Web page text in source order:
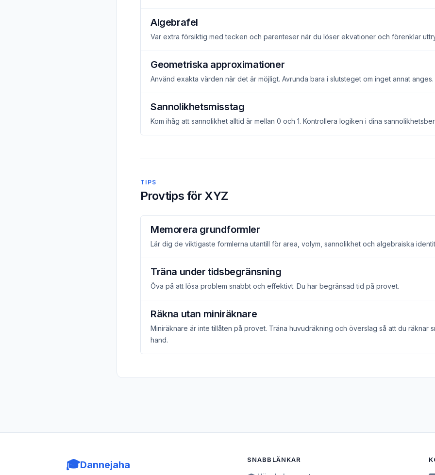
Algebrafel
Var extra försiktig med tecken och parenteser när du löser ekvationer och förenklar
Geometriska approximationer
Använd exakta värden när det är möjligt. Avrunda bara i slutsteget om inget annat anges.
Sannolikhetsmisstag
Kom ihåg att sannolikhet alltid är mellan 0 och 1. Kontrollera logiken i dina
TIPS
Provtips för XYZ
Memorera grundformler
Lär dig de viktigaste formlerna utantill för area, volym, sannolikhet och algebraiska
Träna under tidsbegränsning
Öva på att lösa problem snabbt och effektivt. Du har begränsad tid på provet.
Räkna utan miniräknare
Miniräknare är inte tillåten på provet. Träna huvudräkning och överslag så att du räknar
hand.
🎓Dannejaha SNABBLÄNKAR